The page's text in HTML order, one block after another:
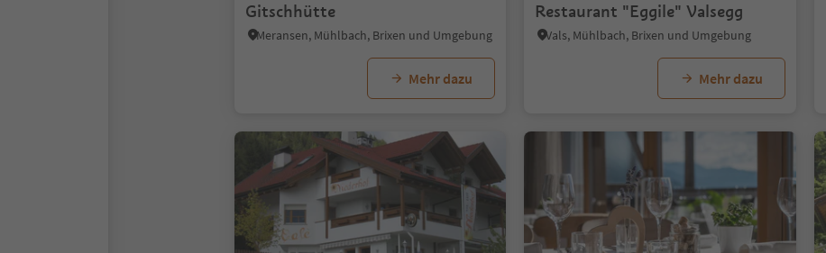
Gitschhütte
Meransen, Mühlbach, Brixen und Umgebung
Mehr dazu
Restaurant "Eggile" Valsegg
Vals, Mühlbach, Brixen und Umgebung
Mehr dazu